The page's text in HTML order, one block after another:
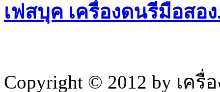
เฟสบุค เครื่องดนรีมือสอง
Copyright © 2012 by เค